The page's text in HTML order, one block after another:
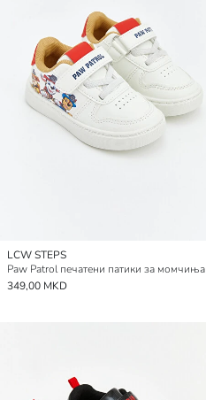
LCW STEPS
Paw Patrol печатени патики за момчиња
349,00 MKD